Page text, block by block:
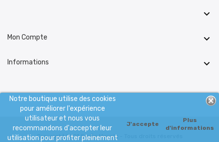
Notre boutique utilise des cookies
pour améliorer l'expérience
utilisateur et nous vous
recommandons d'accepter leur
utilisation pour profiter pleinement
J'accepte
Plus
d'informations

Mon Compte 
Informations 
Copyright 2021 Surfin Meeple - Tous droits réservés